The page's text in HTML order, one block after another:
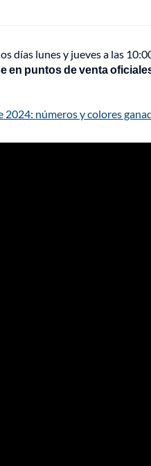
días lunes y jueves a las
en puntos de venta
números y colores